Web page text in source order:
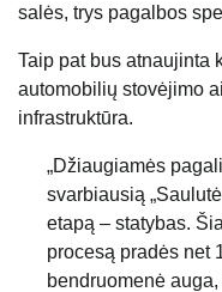
salės, trys pagalbos
Taip pat bus atnaujinta
automobilių stovėjimo
infrastruktūra.
„Džiaugiamės
svarbiausią
etapą – statybas.
procesą pradės net
bendruomenė